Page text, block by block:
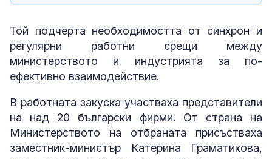
Той подчерта необходимостта от синхрон и
регулярни работни срещи между
министерството и индустрията за по-
ефективно взаимодействие.
В работната закуска участваха представители
на над 20 български фирми. От страна на
Министерството на отбраната присъстваха
заместник-министър Катерина Граматикова,